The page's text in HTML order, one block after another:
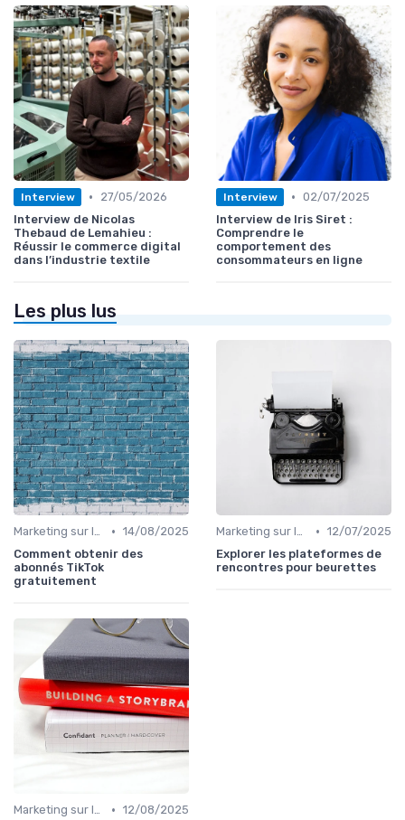
Interview •
27/05/2026
Interview de Nicolas
Thebaud de Lemahieu :
Réussir le commerce digital
dans l’industrie textile
Interview • 02/07/2025
Interview de Iris Siret :
Comprendre le
comportement des
consommateurs en ligne
Les plus lus
Marketing sur les Réseaux Sociaux • 14/08/2025
Comment obtenir des
abonnés TikTok
gratuitement
Marketing sur les Réseaux Sociaux • 12/07/2025
Explorer les plateformes de
rencontres pour beurettes
Marketing sur les Réseaux Sociaux • 12/08/2025